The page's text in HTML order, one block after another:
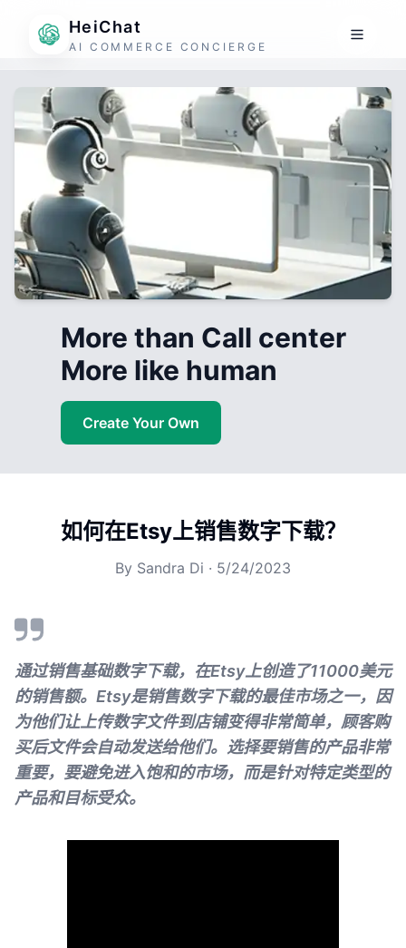
HeiChat
AI COMMERCE CONCIERGE
More than Call center
More like human
Create Your Own
如何在Etsy上销售数字下载？
By Sandra Di · 5/24/2023
通过销售基础数字下载，在Etsy上创造了11000美元
的销售额。Etsy是销售数字下载的最佳市场之一，因
为他们让上传数字文件到店铺变得非常简单，顾客购
买后文件会自动发送给他们。选择要销售的产品非常
重要，要避免进入饱和的市场，而是针对特定类型的
产品和目标受众。